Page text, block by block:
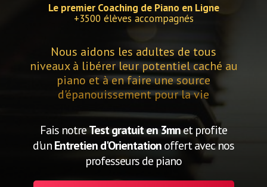
Le premier Coaching de Piano en Ligne
+3500 élèves accompagnés
Nous aidons les adultes de tous
niveaux à libérer leur potentiel caché au
piano et à en faire une source
d'épanouissement pour la vie
Fais notreTest gratuit en 3mnet profite
d'unEntretien d'Orientationoffert avec nos
professeurs de piano